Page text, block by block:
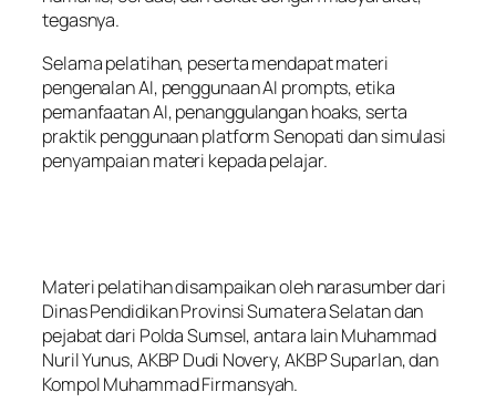
tegasnya.
Selama pelatihan, peserta mendapat materi
pengenalan AI, penggunaan AI prompts, etika
pemanfaatan AI, penanggulangan hoaks, serta
praktik penggunaan platform Senopati dan simulasi
penyampaian materi kepada pelajar.
Materi pelatihan disampaikan oleh narasumber dari
Dinas Pendidikan Provinsi Sumatera Selatan dan
pejabat dari Polda Sumsel, antara lain Muhammad
Nuril Yunus, AKBP Dudi Novery, AKBP Suparlan, dan
Kompol Muhammad Firmansyah.